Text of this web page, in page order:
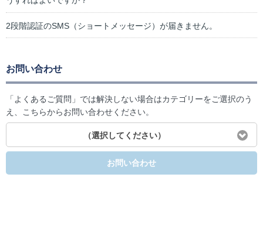
2段階認証のSMS（ショートメッセージ）が届きません。
お問い合わせ
「よくあるご質問」では解決しない場合はカテゴリーをご選択のう
え、こちらからお問い合わせください。
（選択してください）
お問い合わせ